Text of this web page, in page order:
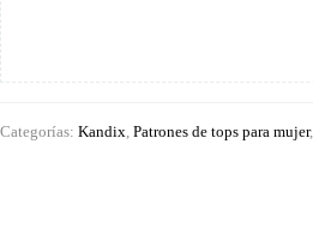
Categorías: Kandix Patrones de tops para mujer,